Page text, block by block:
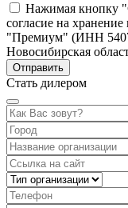
Нажимая кнопку
согласие на
"Премиум" (ИНН
Новосибирская
Стать дилером